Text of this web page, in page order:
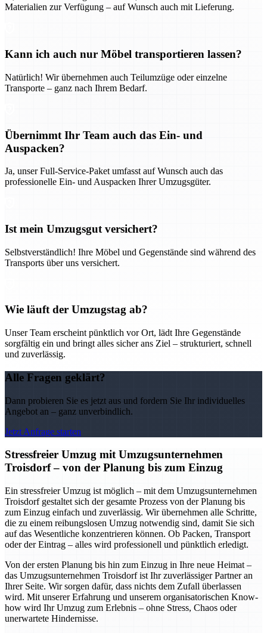
Materialien zur Verfügung – auf Wunsch auch mit Lieferung.
Kann ich auch nur Möbel transportieren lassen?
Natürlich! Wir übernehmen auch Teilumzüge oder einzelne
Transporte – ganz nach Ihrem Bedarf.
Übernimmt Ihr Team auch das Ein- und
Auspacken?
Ja, unser Full-Service-Paket umfasst auf Wunsch auch das
professionelle Ein- und Auspacken Ihrer Umzugsgüter.
Ist mein Umzugsgut versichert?
Selbstverständlich! Ihre Möbel und Gegenstände sind während des
Transports über uns versichert.
Wie läuft der Umzugstag ab?
Unser Team erscheint pünktlich vor Ort, lädt Ihre Gegenstände
sorgfältig ein und bringt alles sicher ans Ziel – strukturiert, schnell
und zuverlässig.
Alle Fragen geklärt?
Dann probieren Sie es jetzt aus und fordern Sie Ihr individuelles
Angebot an – ganz unverbindlich.
Jetzt Anfrage starten
Stressfreier Umzug mit Umzugsunternehmen
Troisdorf – von der Planung bis zum Einzug
Ein stressfreier Umzug ist möglich – mit dem Umzugsunternehmen
Troisdorf gestaltet sich der gesamte Prozess von der Planung bis
zum Einzug einfach und zuverlässig. Wir übernehmen alle Schritte,
die zu einem reibungslosen Umzug notwendig sind, damit Sie sich
auf das Wesentliche konzentrieren können. Ob Packen, Transport
oder der Eintrag – alles wird professionell und pünktlich erledigt.
Von der ersten Planung bis hin zum Einzug in Ihre neue Heimat –
das Umzugsunternehmen Troisdorf ist Ihr zuverlässiger Partner an
Ihrer Seite. Wir sorgen dafür, dass nichts dem Zufall überlassen
wird. Mit unserer Erfahrung und unserem organisatorischen Know-
how wird Ihr Umzug zum Erlebnis – ohne Stress, Chaos oder
unerwartete Hindernisse.